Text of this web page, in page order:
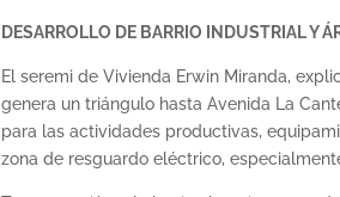
DESARROLLO DE BARRIO INDUSTRIAL Y
El seremi de Vivienda Erwin Miranda,
genera un triángulo hasta Avenida La
para las actividades productivas,
zona de resguardo eléctrico,